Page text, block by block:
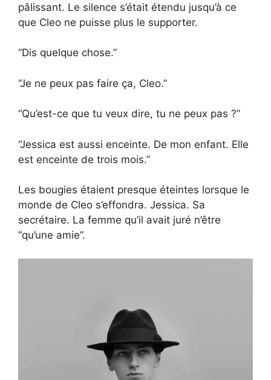
pâlissant. Le silence s’était étendu jusqu’à ce
que Cleo ne puisse plus le supporter.
“Dis quelque chose.”
“Je ne peux pas faire ça, Cleo.”
“Qu’est-ce que tu veux dire, tu ne peux pas ?”
“Jessica est aussi enceinte. De mon enfant. Elle
est enceinte de trois mois.”
Les bougies étaient presque éteintes lorsque le
monde de Cleo s’effondra. Jessica. Sa
secrétaire. La femme qu’il avait juré n’être
“qu’une amie”.